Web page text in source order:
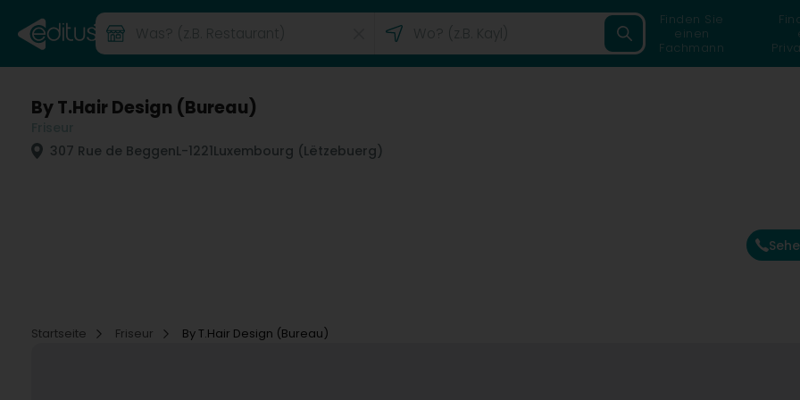
Finden Sie
einen
Fachmann
By T.Hair Design (Bureau)
307 Rue de BeggenL-1221Luxembourg (Lëtzebuerg)
Startseite Friseur By T.Hair Design (Bureau)